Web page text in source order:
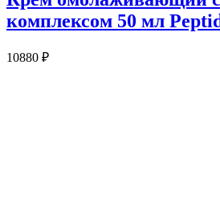
комплексом 50 мл
10880 ₽